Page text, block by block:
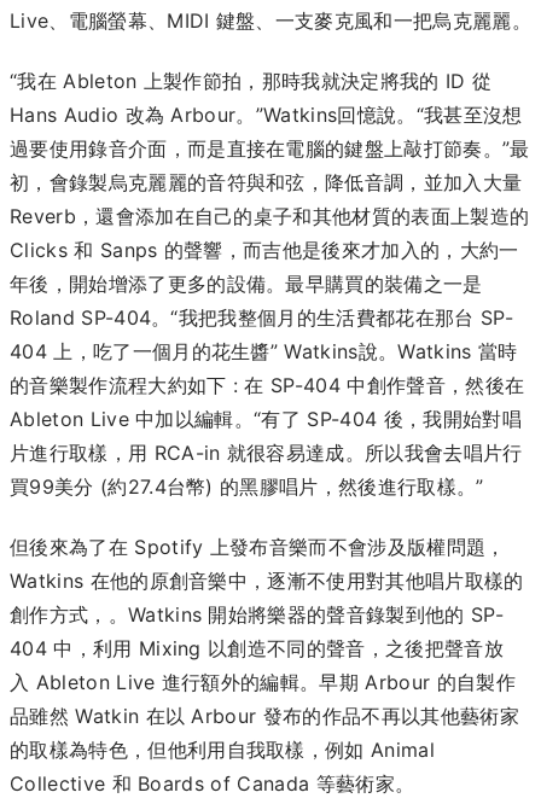
Live、電腦螢幕、MIDI 鍵盤、一支麥克風和一把烏克麗麗。
“我在 Ableton 上製作節拍，那時我就決定將我的 ID 從
Hans Audio 改為 Arbour。”Watkins回憶說。“我甚至沒想
過要使用錄音介面，而是直接在電腦的鍵盤上敲打節奏。”最
初，會錄製烏克麗麗的音符與和弦，降低音調，並加入大量
Reverb，還會添加在自己的桌子和其他材質的表面上製造的
Clicks 和 Sanps 的聲響，而吉他是後來才加入的，大約一
年後，開始增添了更多的設備。最早購買的裝備之一是
Roland SP-404。“我把我整個月的生活費都花在那台 SP-
404 上，吃了一個月的花生醬” Watkins說。Watkins 當時
的音樂製作流程大約如下 : 在 SP-404 中創作聲音，然後在
Ableton Live 中加以編輯。“有了 SP-404 後，我開始對唱
片進行取樣，用 RCA-in 就很容易達成。所以我會去唱片行
買99美分 (約27.4台幣) 的黑膠唱片，然後進行取樣。”
但後來為了在 Spotify 上發布音樂而不會涉及版權問題，
Watkins 在他的原創音樂中，逐漸不使用對其他唱片取樣的
創作方式，。Watkins 開始將樂器的聲音錄製到他的 SP-
404 中，利用 Mixing 以創造不同的聲音，之後把聲音放
入 Ableton Live 進行額外的編輯。早期 Arbour 的自製作
品雖然 Watkin 在以 Arbour 發布的作品不再以其他藝術家
的取樣為特色，但他利用自我取樣，例如 Animal
Collective 和 Boards of Canada 等藝術家。